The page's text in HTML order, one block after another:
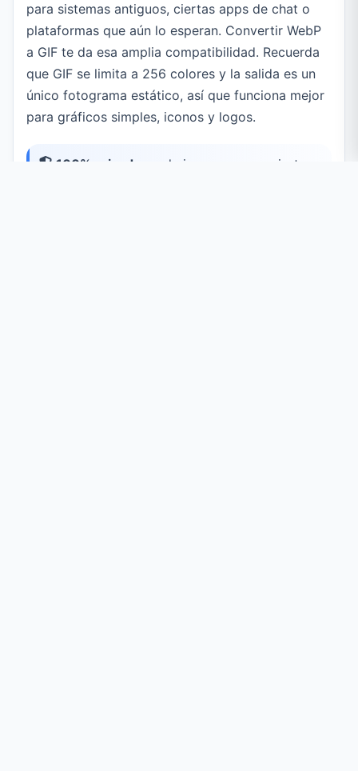
para sistemas antiguos, ciertas apps de chat o
plataformas que aún lo esperan. Convertir WebP
a GIF te da esa amplia compatibilidad. Recuerda
que GIF se limita a 256 colores y la salida es un
único fotograma estático, así que funciona mejor
para gráficos simples, iconos y logos.
100% privado:
cada imagen se convierte